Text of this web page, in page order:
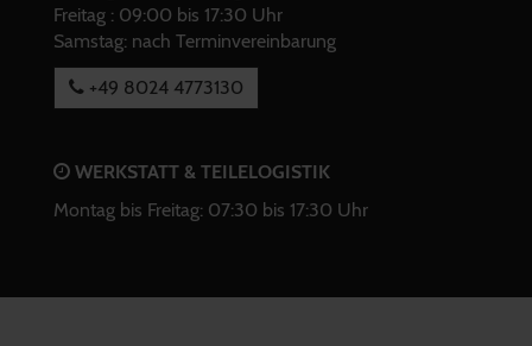
Freitag : 09:00 bis 17:30 Uhr
Samstag: nach Terminvereinbarung
+49 8024 4773130
WERKSTATT & TEILELOGISTIK
Montag bis Freitag: 07:30 bis 17:30 Uhr